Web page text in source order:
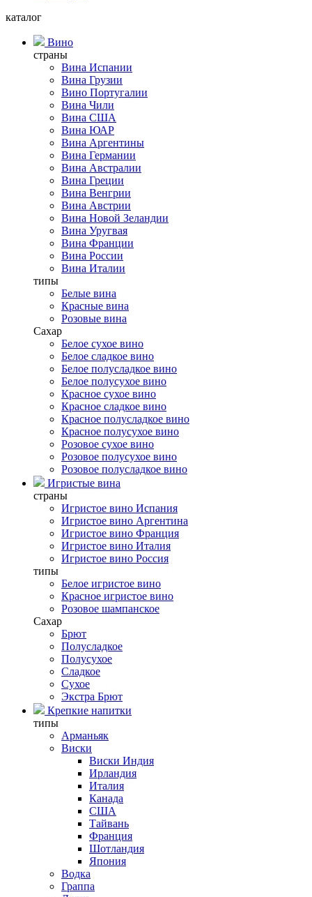
каталог
Вино
страны
Вина Испании
Вина Грузии
Вино Португалии
Вина Чили
Вина США
Вина ЮАР
Вина Аргентины
Вина Германии
Вина Австралии
Вина Греции
Вина Венгрии
Вина Австрии
Вина Новой Зеландии
Вина Уругвая
Вина Франции
Вина России
Вина Италии
типы
Белые вина
Красные вина
Розовые вина
Сахар
Белое сухое вино
Белое сладкое вино
Белое полусладкое вино
Белое полусухое вино
Красное сухое вино
Красное сладкое вино
Красное полусладкое вино
Красное полусухое вино
Розовое сухое вино
Розовое полусухое вино
Розовое полусладкое вино
Игристые вина
страны
Игристое вино Испания
Игристое вино Аргентина
Игристое вино Франция
Игристое вино Италия
Игристое вино Россия
типы
Белое игристое вино
Красное игристое вино
Розовое шампанское
Сахар
Брют
Полусладкое
Полусухое
Сладкое
Сухое
Экстра Брют
Крепкие напитки
типы
Арманьяк
Виски
Виски Индия
Ирландия
Италия
Канада
США
Тайвань
Франция
Шотландия
Япония
Водка
Граппа